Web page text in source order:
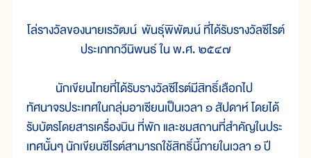
โล่รางวัลของนายเรวัฒน์ พันธุ์พิพัฒน์ ที่ได้รับรางวัลซีไรต์
ประเภทกวีนิพนธ์ ใน พ.ศ. ๒๕๔๗
นักเขียนไทยที่ได้รับรางวัลซีไรต์มีสิทธิ์เลือกไป
ทัศนาจรประเทศในกลุ่มอาเซียนเป็นเวลา ๑ สัปดาห์ โดยได้
รับบัตรโดยสารเครื่องบิน ที่พัก และชมสถานที่สำคัญในประ
เทศนั้นๆ นักเขียนซีไรต์สามารถใช้สิทธิ์นี้ภายในเวลา ๑ ปี